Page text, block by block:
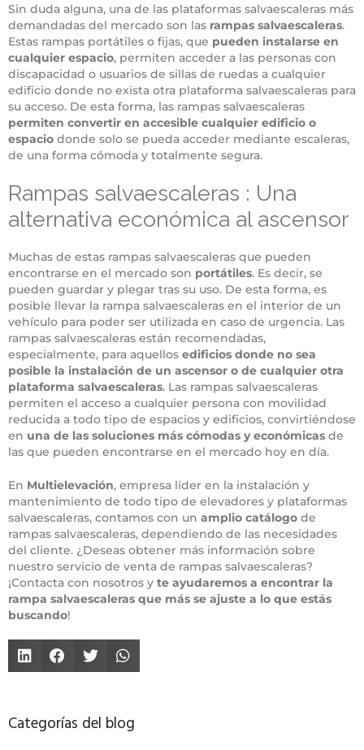
Sin duda alguna, una de las plataformas salvaescaleras más
demandadas del mercado son las rampas salvaescaleras.
Estas rampas portátiles o fijas, que pueden instalarse en
cualquier espacio, permiten acceder a las personas con
discapacidad o usuarios de sillas de ruedas a cualquier
edificio donde no exista otra plataforma salvaescaleras para
su acceso. De esta forma, las rampas salvaescaleras
permiten convertir en accesible cualquier edificio o
espacio donde solo se pueda acceder mediante escaleras,
de una forma cómoda y totalmente segura.
Rampas salvaescaleras : Una
alternativa económica al ascensor
Muchas de estas rampas salvaescaleras que pueden
encontrarse en el mercado son portátiles. Es decir, se
pueden guardar y plegar tras su uso. De esta forma, es
posible llevar la rampa salvaescaleras en el interior de un
vehículo para poder ser utilizada en caso de urgencia. Las
rampas salvaescaleras están recomendadas,
especialmente, para aquellos edificios donde no sea
posible la instalación de un ascensor o de cualquier otra
plataforma salvaescaleras. Las rampas salvaescaleras
permiten el acceso a cualquier persona con movilidad
reducida a todo tipo de espacios y edificios, convirtiéndose
en una de las soluciones más cómodas y económicas de
las que pueden encontrarse en el mercado hoy en día.
En Multielevación, empresa líder en la instalación y
mantenimiento de todo tipo de elevadores y plataformas
salvaescaleras, contamos con un amplio catálogo de
rampas salvaescaleras, dependiendo de las necesidades
del cliente. ¿Deseas obtener más información sobre
nuestro servicio de venta de rampas salvaescaleras?
¡Contacta con nosotros y te ayudaremos a encontrar la
rampa salvaescaleras que más se ajuste a lo que estás
buscando!
Categorías del blog